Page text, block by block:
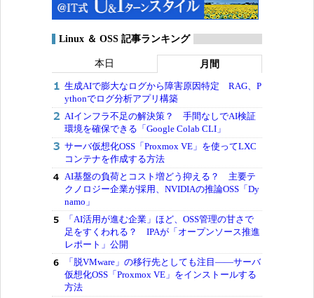
Linux ＆ OSS 記事ランキング
本日 月間
生成AIで膨大なログから障害原因特定 RAG、P
ythonでログ分析アプリ構築
AIインフラ不足の解決策？ 手間なしでAI検証
環境を確保できる「Google Colab CLI」
サーバ仮想化OSS「Proxmox VE」を使ってLXC
コンテナを作成する方法
AI基盤の負荷とコスト増どう抑える？ 主要テ
クノロジー企業が採用、NVIDIAの推論OSS「Dy
namo」
「AI活用が進む企業」ほど、OSS管理の甘さで
足をすくわれる？ IPAが「オープンソース推進
レポート」公開
「脱VMware」の移行先としても注目――サーバ
仮想化OSS「Proxmox VE」をインストールする
方法